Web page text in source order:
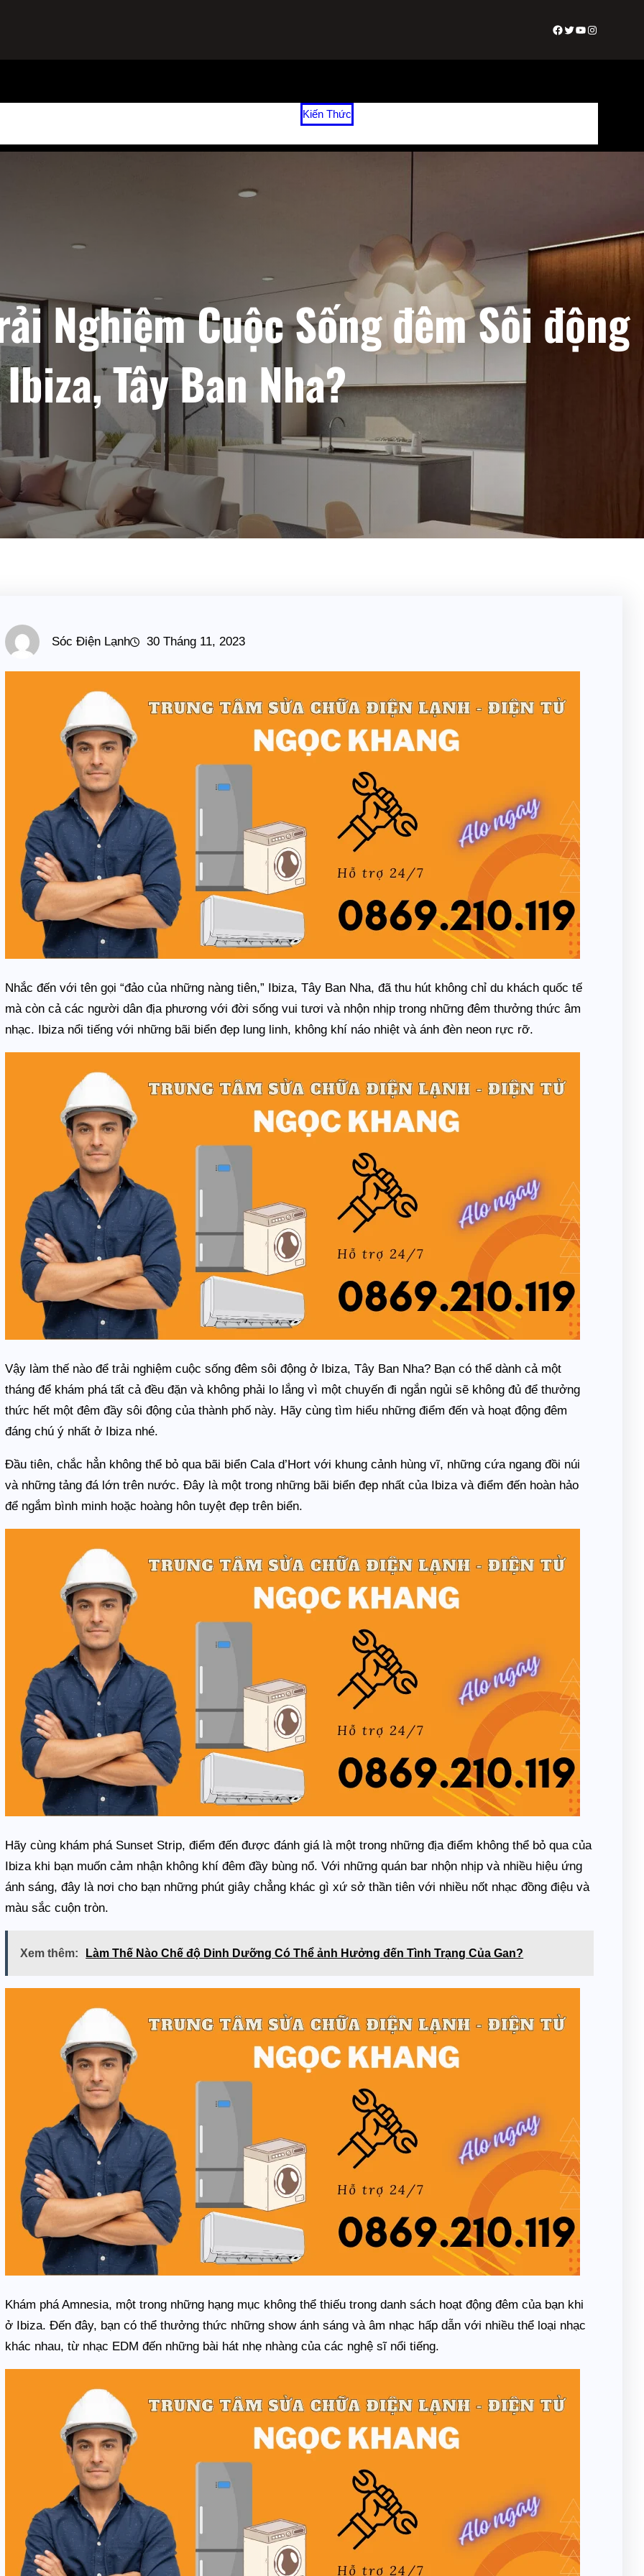
Facebook
Twitter
Youtube
Instagram
Kiến Thức
Nghiệm Cuộc Sống đêm Sôi động
Tây Ban Nha?
Sóc Điện Lạnh 30 Tháng 11, 2023
Nhắc đến với tên gọi “đảo của những nàng tiên,” Ibiza, Tây Ban Nha, đã thu hút không chỉ du khách quốc tế
mà còn cả các người dân địa phương với đời sống vui tươi và nhộn nhịp trong những đêm thưởng thức âm
nhạc. Ibiza nổi tiếng với những bãi biển đẹp lung linh, không khí náo nhiệt và ánh đèn neon rực rỡ.
Vậy làm thế nào để trải nghiệm cuộc sống đêm sôi động ở Ibiza, Tây Ban Nha? Bạn có thể dành cả một
tháng để khám phá tất cả đều đặn và không phải lo lắng vì một chuyến đi ngắn ngủi sẽ không đủ để thưởng
thức hết một đêm đầy sôi động của thành phố này. Hãy cùng tìm hiểu những điểm đến và hoạt động đêm
đáng chú ý nhất ở Ibiza nhé.
Đầu tiên, chắc hẳn không thể bỏ qua bãi biển Cala d’Hort với khung cảnh hùng vĩ, những cứa ngang đồi núi
và những tảng đá lớn trên nước. Đây là một trong những bãi biển đẹp nhất của Ibiza và điểm đến hoàn hảo
để ngắm bình minh hoặc hoàng hôn tuyệt đẹp trên biển.
Hãy cùng khám phá Sunset Strip, điểm đến được đánh giá là một trong những địa điểm không thể bỏ qua của
Ibiza khi bạn muốn cảm nhận không khí đêm đầy bùng nổ. Với những quán bar nhộn nhịp và nhiều hiệu ứng
ánh sáng, đây là nơi cho bạn những phút giây chẳng khác gì xứ sở thần tiên với nhiều nốt nhạc đồng điệu và
màu sắc cuộn tròn.
Xem thêm: Làm Thế Nào Chế độ Dinh Dưỡng Có Thể ảnh Hưởng đến Tình Trạng Của Gan?
Khám phá Amnesia, một trong những hạng mục không thể thiếu trong danh sách hoạt động đêm của bạn khi
ở Ibiza. Đến đây, bạn có thể thưởng thức những show ánh sáng và âm nhạc hấp dẫn với nhiều thể loại nhạc
khác nhau, từ nhạc EDM đến những bài hát nhẹ nhàng của các nghệ sĩ nổi tiếng.